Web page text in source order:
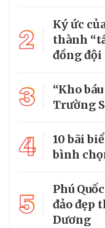
2
Ký ức
thành
đồng đội
3
“Kho
Trường
4
10 bãi
bình
5
Phú
đảo đẹp
Dương